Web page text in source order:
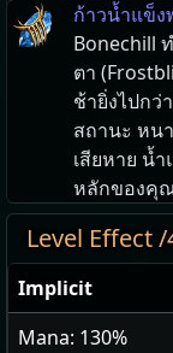
ก้าวน้ำแข็ง
Bonechill
ตา
ช้ายิ่งไปก
สถานะ หน
เสียหาย น้
หลักของคุณ
Level Effect /
Implicit
Mana: 130%